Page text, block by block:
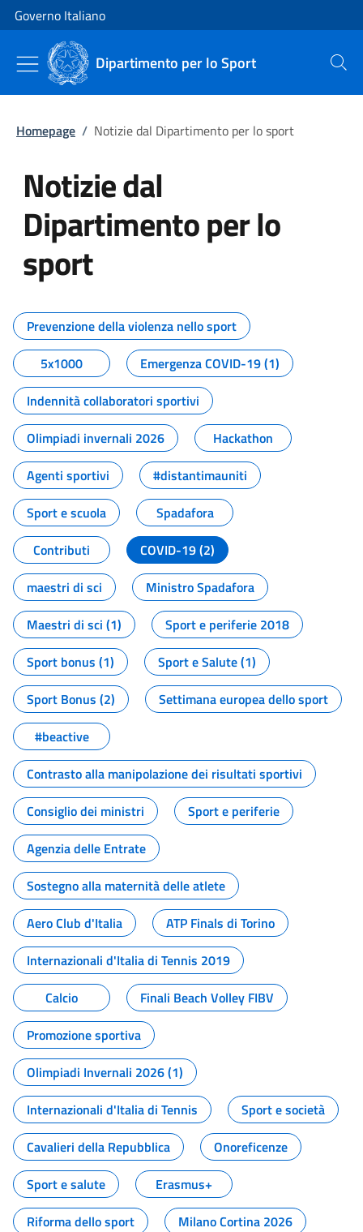
Vai al contenuto
Vai alla navigazione del sito
Governo Italiano
Dipartimento per lo Sport Cerca
Homepage / Notizie dal Dipartimento per lo sport
Notizie dal
Dipartimento per lo
sport
Tutti i contenuti della pagina
Prevenzione della violenza nello sport
5x1000
Emergenza COVID-19 (1)
Indennità collaboratori sportivi
Olimpiadi invernali 2026
Hackathon
Agenti sportivi
#distantimauniti
Sport e scuola
Spadafora
Contributi
COVID-19 (2)
maestri di sci
Ministro Spadafora
Maestri di sci (1)
Sport e periferie 2018
Sport bonus (1)
Sport e Salute (1)
Sport Bonus (2)
Settimana europea dello sport
#beactive
Contrasto alla manipolazione dei risultati sportivi
Consiglio dei ministri
Sport e periferie
Agenzia delle Entrate
Sostegno alla maternità delle atlete
Aero Club d'Italia
ATP Finals di Torino
Internazionali d'Italia di Tennis 2019
Calcio
Finali Beach Volley FIBV
Promozione sportiva
Olimpiadi Invernali 2026 (1)
Internazionali d'Italia di Tennis
Sport e società
Cavalieri della Repubblica
Onoreficenze
Sport e salute
Erasmus+
Riforma dello sport
Milano Cortina 2026